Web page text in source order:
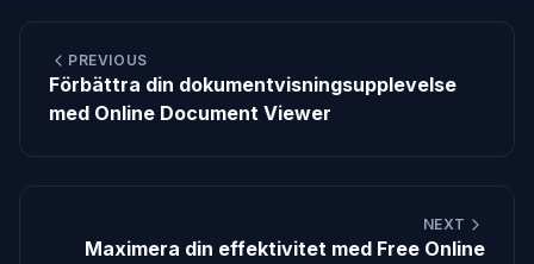
PREVIOUS
Förbättra din dokumentvisningsupplevelse
med Online Document Viewer
NEXT
Maximera din effektivitet med Free Online